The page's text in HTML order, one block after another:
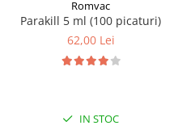
Sampoane si Balsamuri
Servetele Umede
Covorase absorbante
Curatare Ochi
Custi transport - Pisici
Jucarii Pisici
Lese, Hamuri si Zgarzi
Romvac
Parakill 5 ml (100 picaturi)
62,00 Lei
IN STOC